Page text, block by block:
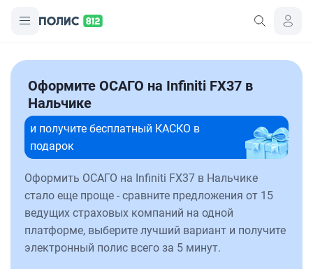
Оформите ОСАГО на Infiniti FX37 в
Нальчике
и получите бесплатный КАСКО в
подарок
Оформить ОСАГО на Infiniti FX37 в Нальчике
стало еще проще - сравните предложения от 15
ведущих страховых компаний на одной
платформе, выберите лучший вариант и получите
электронный полис всего за 5 минут.